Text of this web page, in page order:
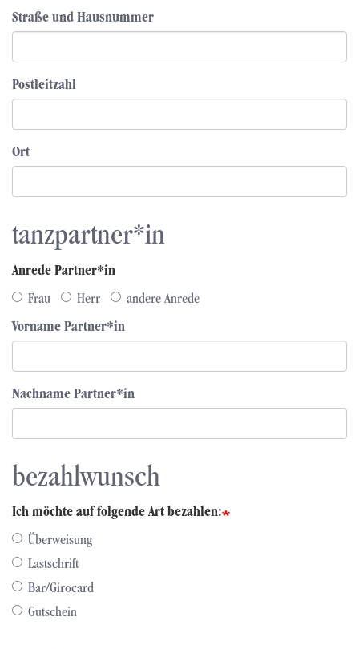
Straße und Hausnummer
Postleitzahl
Ort
tanzpartner*in
Anrede Partner*in
Frau
Herr
andere Anrede
Vorname Partner*in
Nachname Partner*in
bezahlwunsch
Ich möchte auf folgende Art bezahlen:
Überweisung
Lastschrift
Bar/Girocard
Gutschein